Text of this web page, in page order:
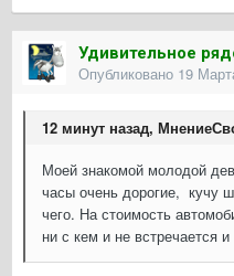
Удивительное
Опубликовано 19
12 минут назад,
Моей знакомой молодой
часы очень дорогие, кучу
чего. На стоимость
ни с кем и не встречается